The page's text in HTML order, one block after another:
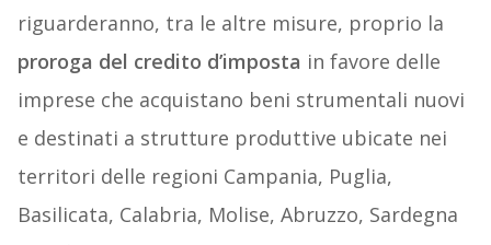
riguarderanno, tra le altre misure, proprio la
proroga del credito d’imposta in favore delle
imprese che acquistano beni strumentali nuovi
e destinati a strutture produttive ubicate nei
territori delle regioni Campania, Puglia,
Basilicata, Calabria, Molise, Abruzzo, Sardegna